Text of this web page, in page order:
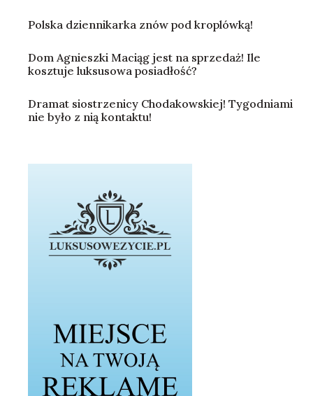
Polska dziennikarka znów pod kroplówką!
Dom Agnieszki Maciąg jest na sprzedaż! Ile
kosztuje luksusowa posiadłość?
Dramat siostrzenicy Chodakowskiej! Tygodniami
nie było z nią kontaktu!